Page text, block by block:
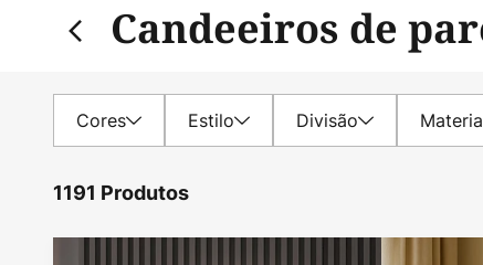
Candeeiros de
Cores Estilo Divisão
1191 Produtos